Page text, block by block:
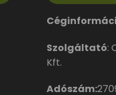
Szolgáltató:
Kft.
Adószám: